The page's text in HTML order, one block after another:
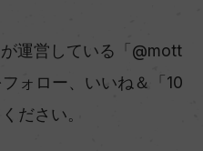
運営している「@mott
ォロー、いいね＆「10
ださい。